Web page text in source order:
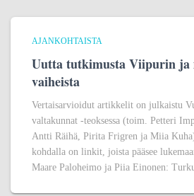
AJANKOHTAISTA
Uutta tutkimusta Viipurin
vaiheista
Vertaisarvioidut artikkelit on julkaistu
valtakunnat -teoksessa (toim. Petteri
Antti Räihä, Pirita Frigren ja Miia
kohdalla on linkit, joista pääsee
Maare Paloheimo ja Piia Einonen: